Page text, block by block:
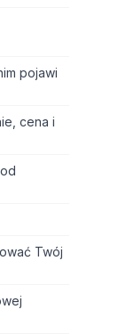
pojawi
cena i
Twój